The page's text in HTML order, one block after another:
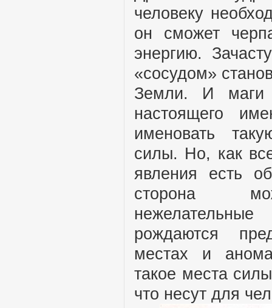
человеку
он сможет
энергию.
«сосудом»
Земли. И маги
настоящего
именовать
силы. Но, как
явления есть
сторона
рождаются
местах и
такое места
что несут для